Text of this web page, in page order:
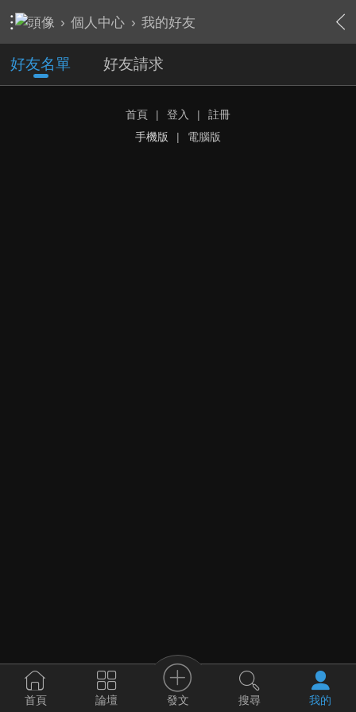
› 個人中心 › 我的好友
好友名單 好友請求
首頁 | 登入 |
註冊
手機版
| 電腦版
首頁 論壇 發文 搜尋 我的